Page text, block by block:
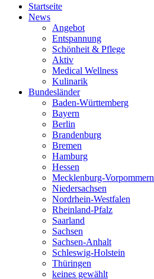
Startseite
News
Angebot
Entspannung
Schönheit & Pflege
Aktiv
Medical Wellness
Kulinarik
Bundesländer
Baden-Württemberg
Bayern
Berlin
Brandenburg
Bremen
Hamburg
Hessen
Mecklenburg-Vorpommern
Niedersachsen
Nordrhein-Westfalen
Rheinland-Pfalz
Saarland
Sachsen
Sachsen-Anhalt
Schleswig-Holstein
Thüringen
keines gewählt